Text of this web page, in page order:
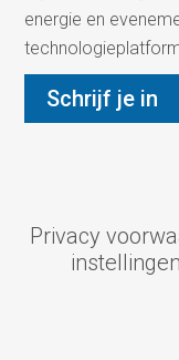
energie en
Schrijf je in
Privacy
instellingen